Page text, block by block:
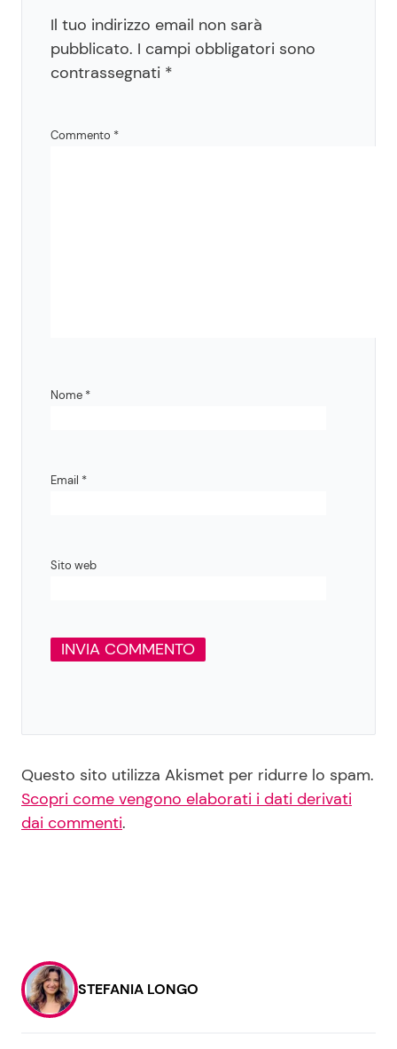
Il tuo indirizzo email non sarà
pubblicato. I campi obbligatori sono
contrassegnati *
Commento *
Nome *
Email *
Sito web
Questo sito utilizza Akismet per ridurre lo spam.
Scopri come vengono elaborati i dati derivati
dai commenti.
STEFANIA LONGO